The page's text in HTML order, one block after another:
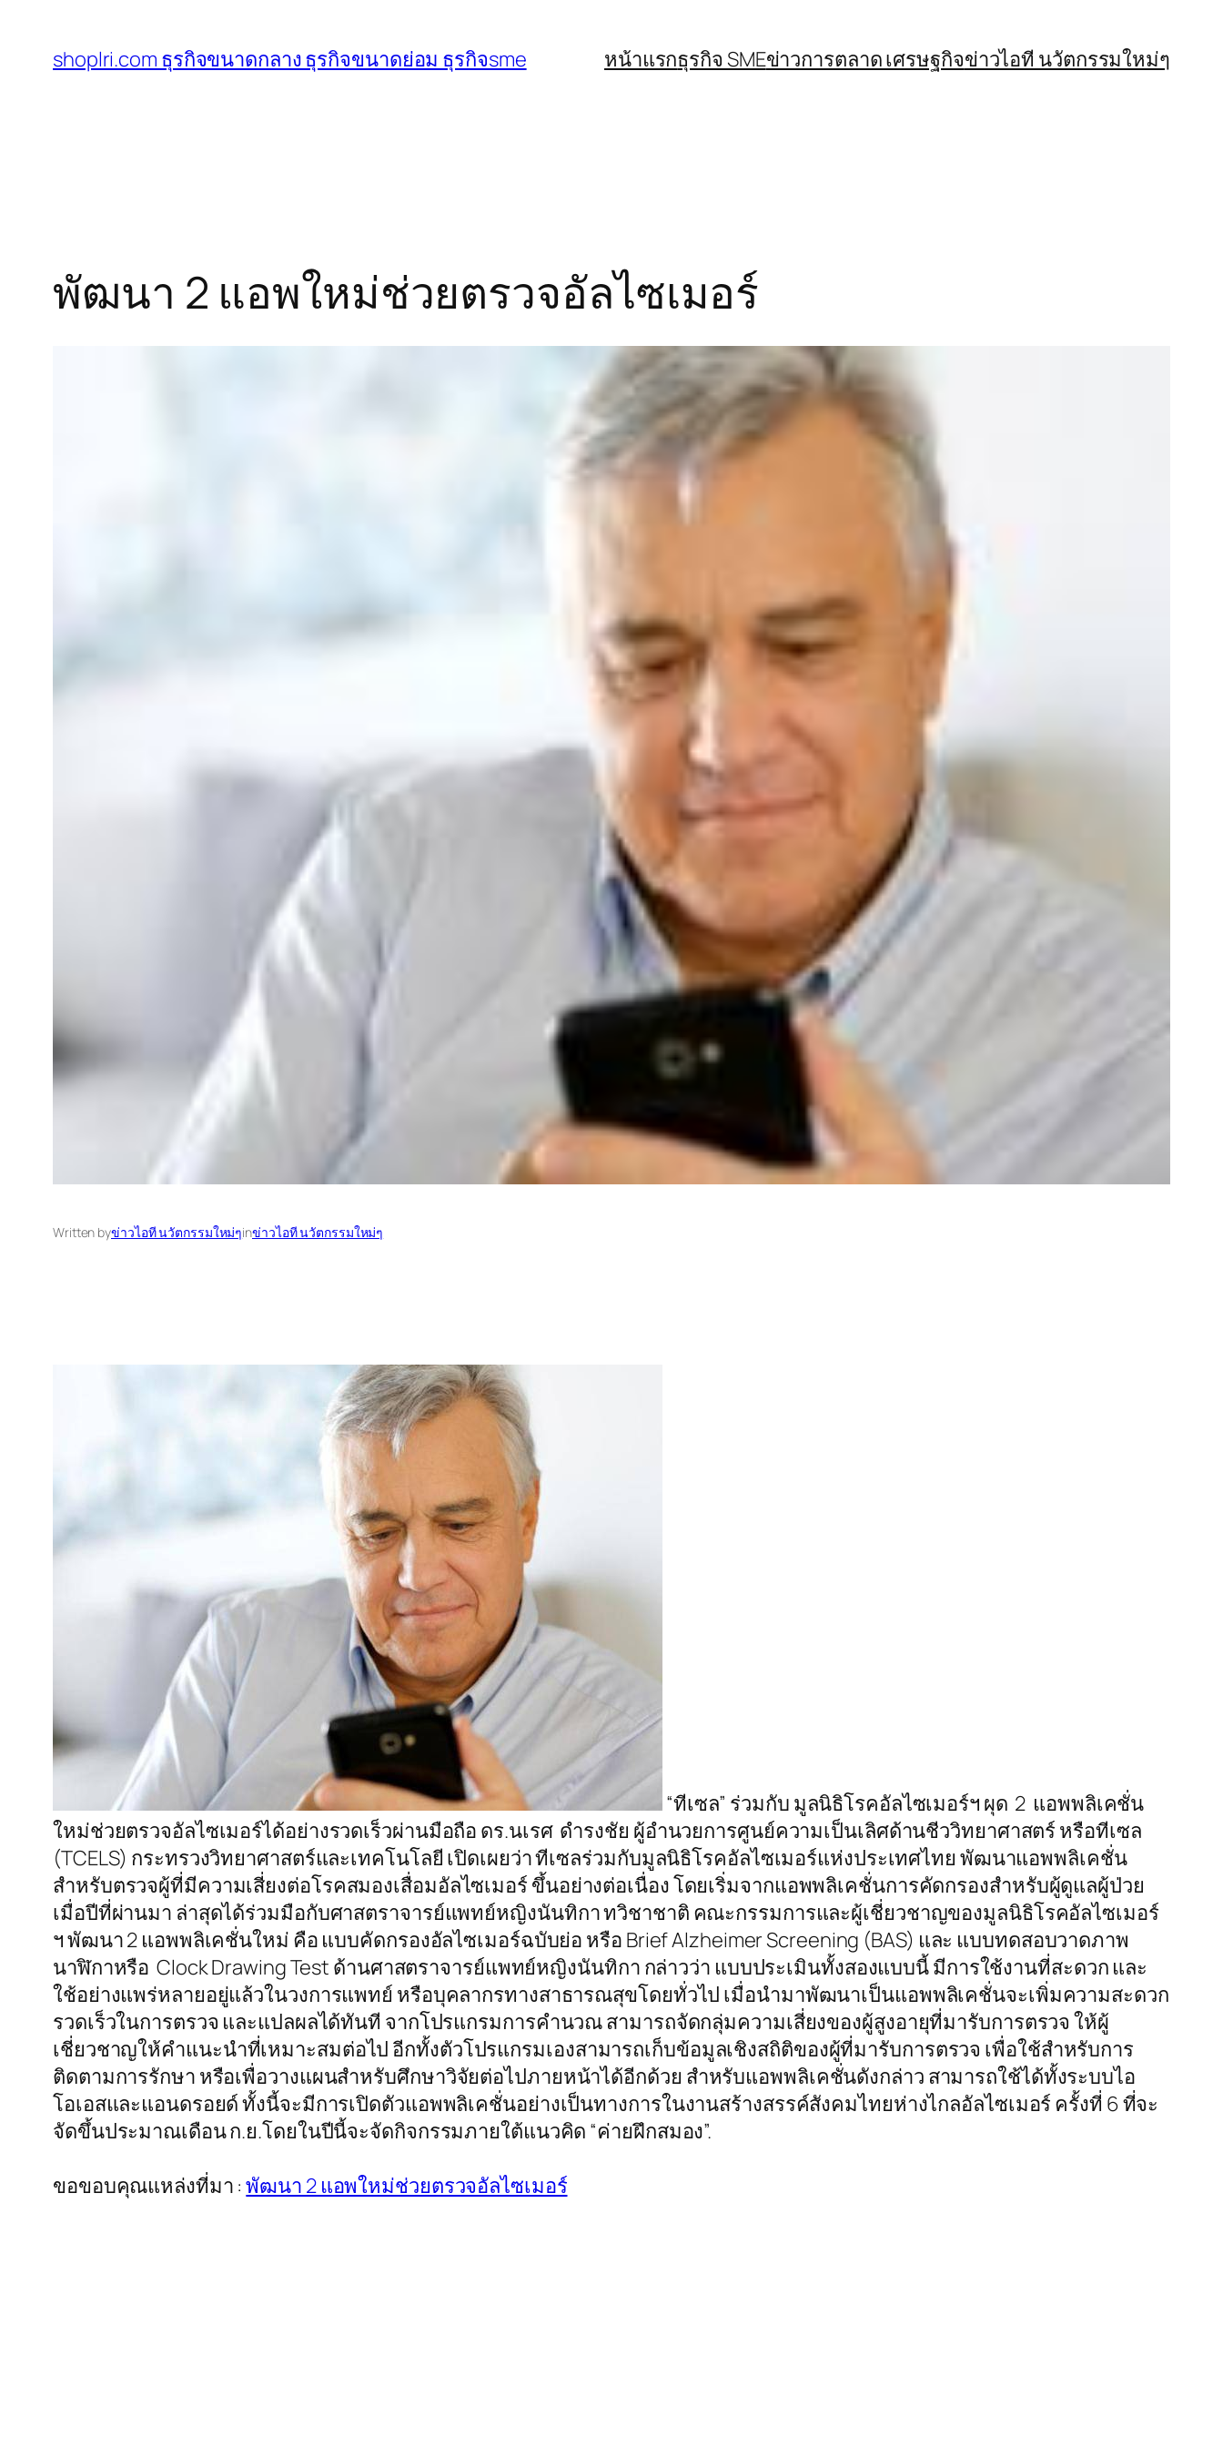
shoplri.com ธุรกิจขนาดกลาง ธุรกิจขนาดย่อม ธุรกิจsme หน้าแรกธุรกิจ SMEข่าวการตลาด เศรษฐกิจข่าวไอที นวัตกรรมใหม่ๆ
พัฒนา 2 แอพใหม่ช่วยตรวจอัลไซเมอร์
Written byข่าวไอที นวัตกรรมใหม่ๆinข่าวไอที นวัตกรรมใหม่ๆ
“ทีเซล” ร่วมกับ มูลนิธิโรคอัลไซเมอร์ฯ ผุด 2 แอพพลิเคชั่น
ใหม่ช่วยตรวจอัลไซเมอร์ได้อย่างรวดเร็วผ่านมือถือ ดร.นเรศ ดำรงชัย ผู้อำนวยการศูนย์ความเป็นเลิศด้านชีววิทยาศาสตร์ หรือทีเซล
(TCELS) กระทรวงวิทยาศาสตร์และเทคโนโลยี เปิดเผยว่า ทีเซลร่วมกับมูลนิธิโรคอัลไซเมอร์แห่งประเทศไทย พัฒนาแอพพลิเคชั่น
สำหรับตรวจผู้ที่มีความเสี่ยงต่อโรคสมองเสื่อมอัลไซเมอร์ ขึ้นอย่างต่อเนื่อง โดยเริ่มจากแอพพลิเคชั่นการคัดกรองสำหรับผู้ดูแลผู้ป่วย
เมื่อปีที่ผ่านมา ล่าสุดได้ร่วมมือกับศาสตราจารย์แพทย์หญิงนันทิกา ทวิชาชาติ คณะกรรมการและผู้เชี่ยวชาญของมูลนิธิโรคอัลไซเมอร์
ฯ พัฒนา 2 แอพพลิเคชั่นใหม่ คือ แบบคัดกรองอัลไซเมอร์ฉบับย่อ หรือ Brief Alzheimer Screening (BAS) และ แบบทดสอบวาดภาพ
นาฬิกาหรือ Clock Drawing Test ด้านศาสตราจารย์แพทย์หญิงนันทิกา กล่าวว่า แบบประเมินทั้งสองแบบนี้ มีการใช้งานที่สะดวก และ
ใช้อย่างแพร่หลายอยู่แล้วในวงการแพทย์ หรือบุคลากรทางสาธารณสุขโดยทั่วไป เมื่อนำมาพัฒนาเป็นแอพพลิเคชั่นจะเพิ่มความสะดวก
รวดเร็วในการตรวจ และแปลผลได้ทันที จากโปรแกรมการคำนวณ สามารถจัดกลุ่มความเสี่ยงของผู้สูงอายุที่มารับการตรวจ ให้ผู้
เชี่ยวชาญให้คำแนะนำที่เหมาะสมต่อไป อีกทั้งตัวโปรแกรมเองสามารถเก็บข้อมูลเชิงสถิติของผู้ที่มารับการตรวจ เพื่อใช้สำหรับการ
ติดตามการรักษา หรือเพื่อวางแผนสำหรับศึกษาวิจัยต่อไปภายหน้าได้อีกด้วย สำหรับแอพพลิเคชั่นดังกล่าว สามารถใช้ได้ทั้งระบบไอ
โอเอสและแอนดรอยด์ ทั้งนี้จะมีการเปิดตัวแอพพลิเคชั่นอย่างเป็นทางการในงานสร้างสรรค์สังคมไทยห่างไกลอัลไซเมอร์ ครั้งที่ 6 ที่จะ
จัดขึ้นประมาณเดือน ก.ย.โดยในปีนี้จะจัดกิจกรรมภายใต้แนวคิด “ค่ายฝึกสมอง”.
ขอขอบคุณแหล่งที่มา :พัฒนา 2 แอพใหม่ช่วยตรวจอัลไซเมอร์